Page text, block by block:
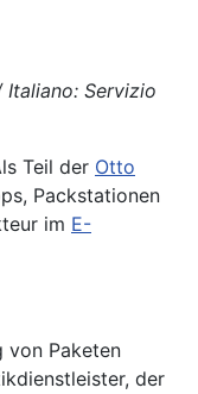
Italiano: Servizio
Teil der Otto
Packstationen
im E-
von Paketen
der